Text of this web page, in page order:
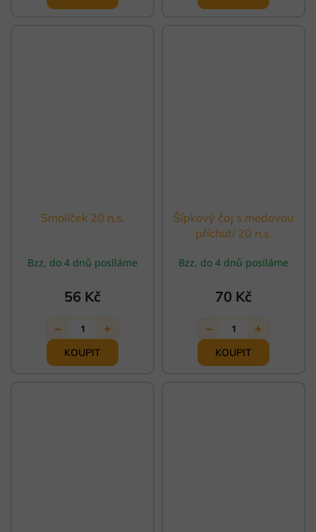
Smolíček 20 n.s.
Bzz, do 4 dnů posíláme
56 Kč
− 1 +
Šípkový čaj s medovou
příchutí 20 n.s.
Bzz, do 4 dnů posíláme
70 Kč
− 1 +